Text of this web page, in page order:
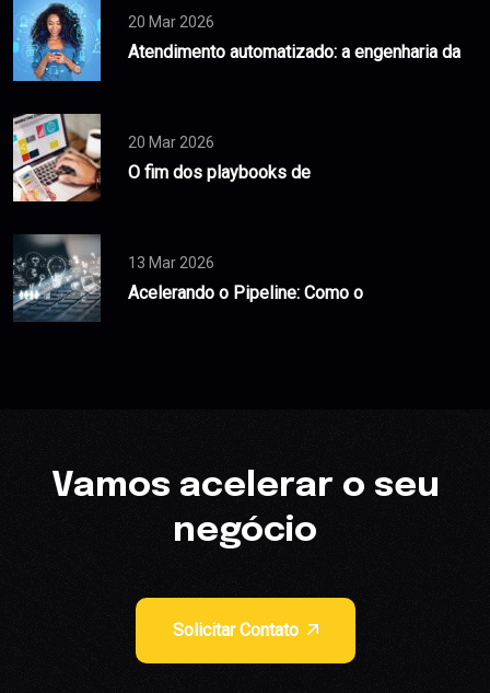
20 Mar 2026
Atendimento automatizado: a engenharia da
20 Mar 2026
O fim dos playbooks de
13 Mar 2026
Acelerando o Pipeline: Como o
Vamos acelerar o seu
negócio
Solicitar Contato